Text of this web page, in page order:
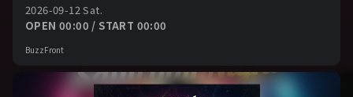
2026-09-12 Sat.
OPEN 00:00 / START 00:00
BuzzFront